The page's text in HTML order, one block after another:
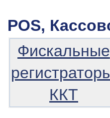
POS,
Фискальные
ККТ